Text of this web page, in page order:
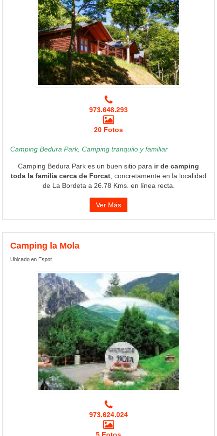
973.648.293
20 Fotos
Camping Bedura Park, Camping tranquilo y familiar
Camping Bedura Park es un buen sitio para ir de camping
toda la familia cerca de Forcat , concretamente en la localidad
de La Bordeta a 26.78 Kms. en línea recta.
Ver Más
Camping la Mola
Ubicado en Espot
973.624.024
5 Fotos